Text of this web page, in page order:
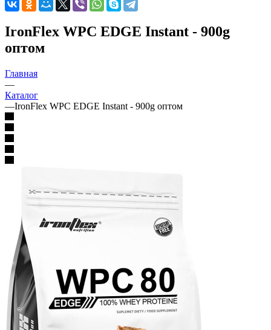
IronFlex WPC EDGE Instant - 900g
оптом
Главная
—
Каталог
—IronFlex WPC EDGE Instant - 900g оптом